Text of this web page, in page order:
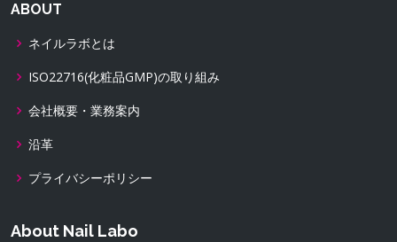
ABOUT
ネイルラボとは
ISO22716(化粧品GMP)の取り組み
会社概要・業務案内
沿革
プライバシーポリシー
About Nail Labo